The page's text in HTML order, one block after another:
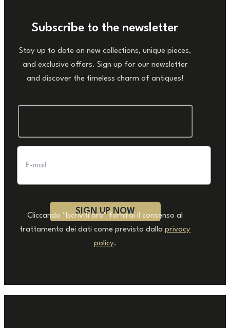
Subscribe to the newsletter
Stay up to date on new collections, unique pieces,
and exclusive offers. Sign up for our newsletter
and discover the timeless charm of antiques!
Cliccando "Iscriviti ora" fornirai il consenso al
trattamento dei dati come previsto dallaprivacy
policy.